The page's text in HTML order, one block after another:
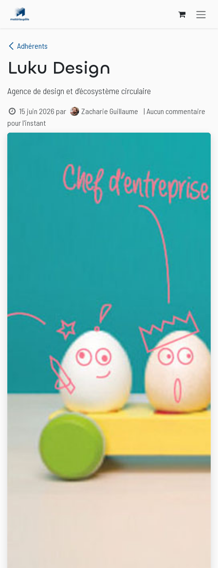
Se rendre au contenu
Adhérents
Luku Design
Agence de design et d’écosystème circulaire
15 juin 2026 par Zacharie Guillaume
| Aucun commentaire
pour l'instant